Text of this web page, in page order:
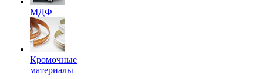
МДФ
Кромочные
материалы